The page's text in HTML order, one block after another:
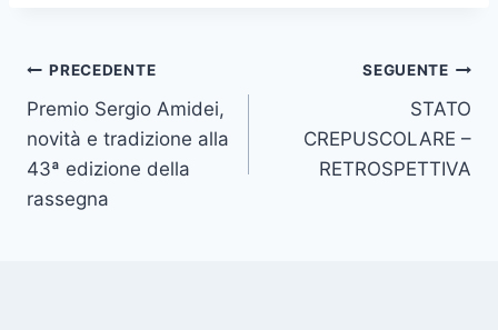
Navigazione
articoli
PRECEDENTE
Premio Sergio Amidei,
novità e tradizione alla
43ª edizione della
rassegna
SEGUENTE
STATO
CREPUSCOLARE –
RETROSPETTIVA